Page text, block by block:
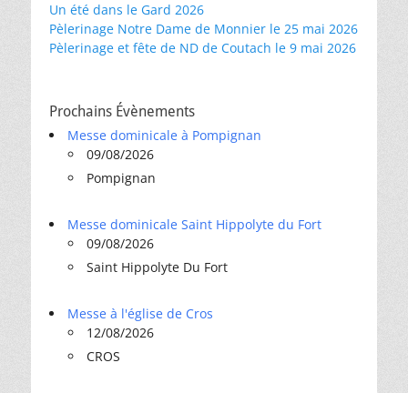
Un été dans le Gard 2026
Pèlerinage Notre Dame de Monnier le 25 mai 2026
Pèlerinage et fête de ND de Coutach le 9 mai 2026
Prochains Évènements
Messe dominicale à Pompignan
09/08/2026
Pompignan
Messe dominicale Saint Hippolyte du Fort
09/08/2026
Saint Hippolyte Du Fort
Messe à l'église de Cros
12/08/2026
CROS